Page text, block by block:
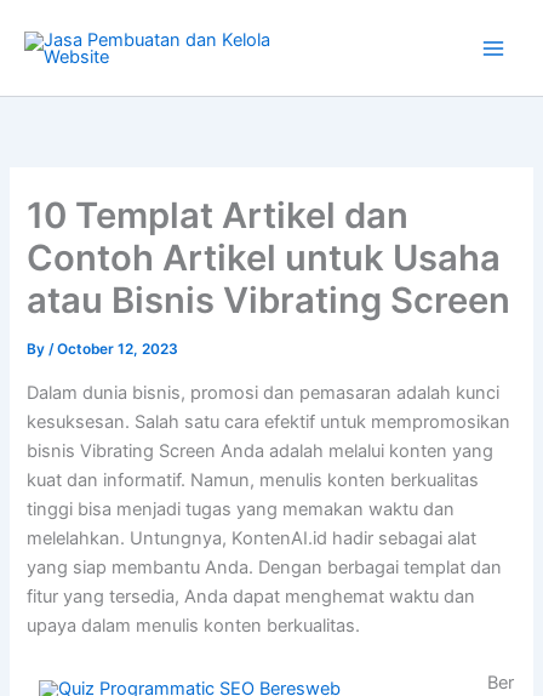
10 Templat Artikel dan
Contoh Artikel untuk Usaha
atau Bisnis Vibrating Screen
By/October 12, 2023
Dalam dunia bisnis, promosi dan pemasaran adalah kunci
kesuksesan. Salah satu cara efektif untuk mempromosikan
bisnis Vibrating Screen Anda adalah melalui konten yang
kuat dan informatif. Namun, menulis konten berkualitas
tinggi bisa menjadi tugas yang memakan waktu dan
melelahkan. Untungnya, KontenAI.id hadir sebagai alat
yang siap membantu Anda. Dengan berbagai templat dan
fitur yang tersedia, Anda dapat menghemat waktu dan
upaya dalam menulis konten berkualitas.
Ber